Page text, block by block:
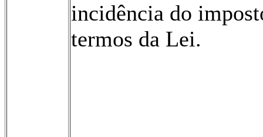
incidência do
termos da Lei.